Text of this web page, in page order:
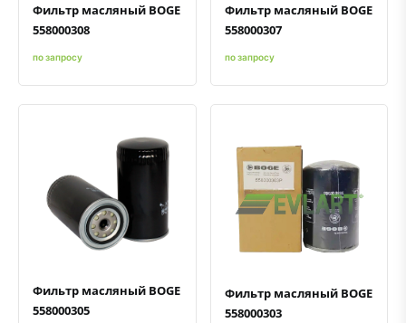
Фильтр масляный BOGE
558000308
по запросу
Фильтр масляный BOGE
558000307
по запросу
Быстрый просмотрДобавить к сравнению
Добавить в избранное
Фильтр масляный BOGE
558000305
Быстрый просмотрДобавить к сравнению
Добавить в избранное
Фильтр масляный BOGE
558000303